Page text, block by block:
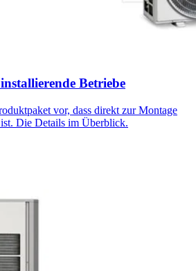
Betriebe
vor, dass direkt zur Montage
Die Details im Überblick.